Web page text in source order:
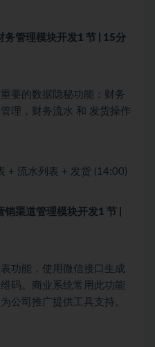
务管理模块开发1 节 | 15分
要的数据隐秘功能：财务
理，财务流水 和 发货操作
+ 流水列表 + 发货 (14:00)
销渠道管理模块开发1 节 |
功能，使用微信接口生成
码。商业系统常用此功能
公司推广提供工具支持。